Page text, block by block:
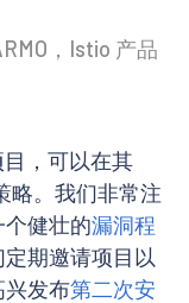
，Istio 产品
，可以在其
略。我们非常注
健壮的漏洞程
期邀请项目以
兴发布第二次安